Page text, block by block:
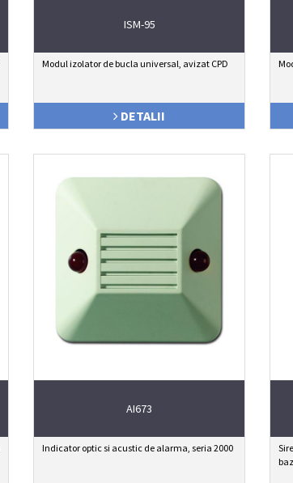
ISM-95
Modul izolator de bucla universal, avizat CPD
DETALII
AI673
Indicator optic si acustic de alarma, seria 2000